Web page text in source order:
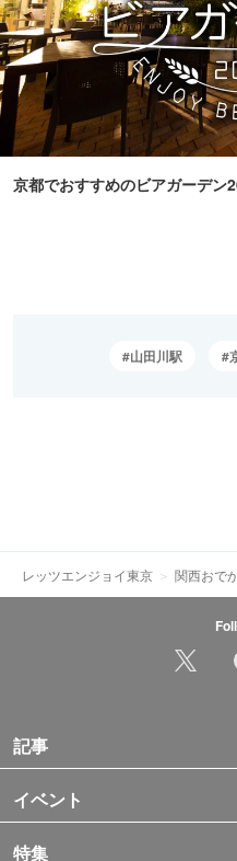
京都でおすすめのビアガーデン
山田川駅
レッツエンジョイ東京 関西おで
記事
イベント
特集